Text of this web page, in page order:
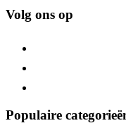
Volg ons op
Populaire